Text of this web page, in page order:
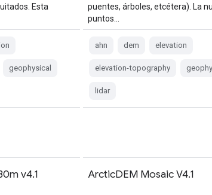
Esta
geophysical
puentes, árboles, etcétera). La
puntos…
ahn dem elevation
elevation-topography
lidar
v4.1 ArcticDEM Mosaic V4.1